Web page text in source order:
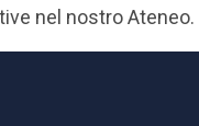
nel nostro Ateneo.